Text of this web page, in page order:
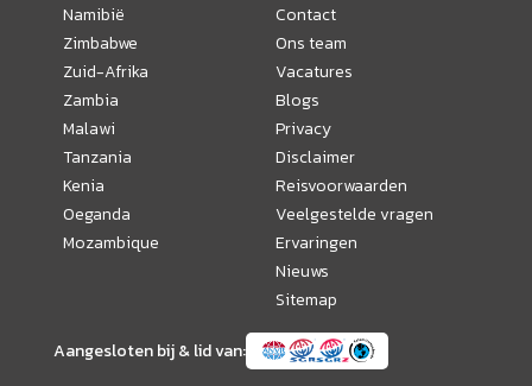
Namibië
Zimbabwe
Zuid-Afrika
Zambia
Malawi
Tanzania
Kenia
Oeganda
Mozambique
Contact
Ons team
Vacatures
Blogs
Privacy
Disclaimer
Reisvoorwaarden
Veelgestelde vragen
Ervaringen
Nieuws
Sitemap
Aangesloten bij & lid van: